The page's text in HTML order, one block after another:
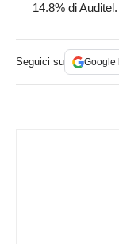
14.8% di Auditel.
Seguici su Google